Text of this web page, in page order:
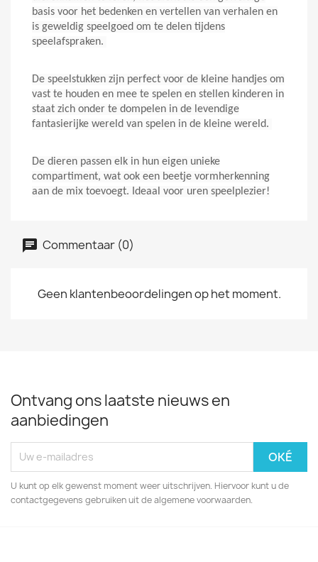
basis voor het bedenken en vertellen van verhalen en
is geweldig speelgoed om te delen tijdens
speelafspraken.
De speelstukken zijn perfect voor de kleine handjes om
vast te houden en mee te spelen en stellen kinderen in
staat zich onder te dompelen in de levendige
fantasierijke wereld van spelen in de kleine wereld.
De dieren passen elk in hun eigen unieke
compartiment, wat ook een beetje vormherkenning
aan de mix toevoegt. Ideaal voor uren speelplezier!
Commentaar (0)
Geen klantenbeoordelingen op het moment.
Ontvang ons laatste nieuws en
aanbiedingen
U kunt op elk gewenst moment weer uitschrijven. Hiervoor kunt u de
contactgegevens gebruiken uit de algemene voorwaarden.